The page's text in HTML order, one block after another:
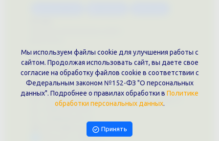
Документы
Политика обработки персональных данных
Публичная оферта
Контакты филиала
г. Краснодар, ул. Шоссе Нефтяников, 28, оф. 51
+7 (861)202-09-02
9457070@krd-print.ru
Написать в Telegram
Мы используем файлы cookie для улучшения работы с
сайтом. Продолжая использовать сайт, вы даете свое
согласие на обработку файлов cookie в соответствии с
Федеральным законом №152-ФЗ "О персональных
данных". Подробнее о правилах обработки в Политике
обработки персональных данных.
Принять